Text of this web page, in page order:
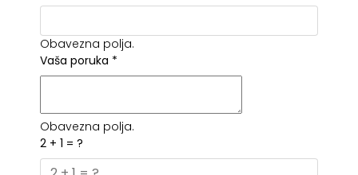
Obavezna polja.
Vaša poruka *
Obavezna polja.
2 + 1 = ?